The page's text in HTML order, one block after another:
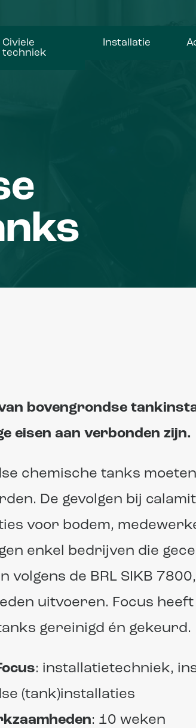
Civiele
techniek
Installatie
bovengrondse
eisen aan verbonden zijn.
chemische tanks
De gevolgen bij
voor bodem,
enkel bedrijven die
volgens de BRL SIKB
uitvoeren. Focus
gereinigd én gekeurd.
: installatietechniek,
(tank)installaties
: 10 weken